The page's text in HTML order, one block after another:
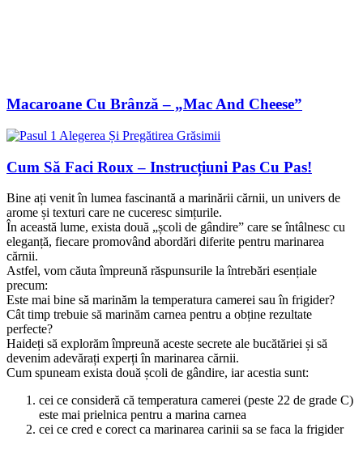
Macaroane Cu Brânză – „Mac And Cheese”
Cum Să Faci Roux – Instrucțiuni Pas Cu Pas!
Bine ați venit în lumea fascinantă a marinării cărnii, un univers de
arome și texturi care ne cuceresc simțurile.
În această lume, exista două „școli de gândire” care se întâlnesc cu
eleganță, fiecare promovând abordări diferite pentru marinarea
cărnii.
Astfel, vom căuta împreună răspunsurile la întrebări esențiale
precum:
Este mai bine să marinăm la temperatura camerei sau în frigider?
Cât timp trebuie să marinăm carnea pentru a obține rezultate
perfecte?
Haideți să explorăm împreună aceste secrete ale bucătăriei și să
devenim adevărați experți în marinarea cărnii.
Cum spuneam exista două școli de gândire, iar acestia sunt:
cei ce consideră că temperatura camerei (peste 22 de grade C)
este mai prielnica pentru a marina carnea
cei ce cred e corect ca marinarea carinii sa se faca la frigider